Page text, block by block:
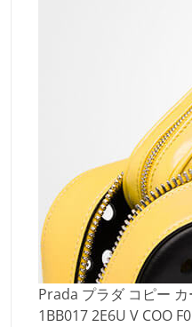
Prada プラダ コピー
1BB017 2E6U V COO